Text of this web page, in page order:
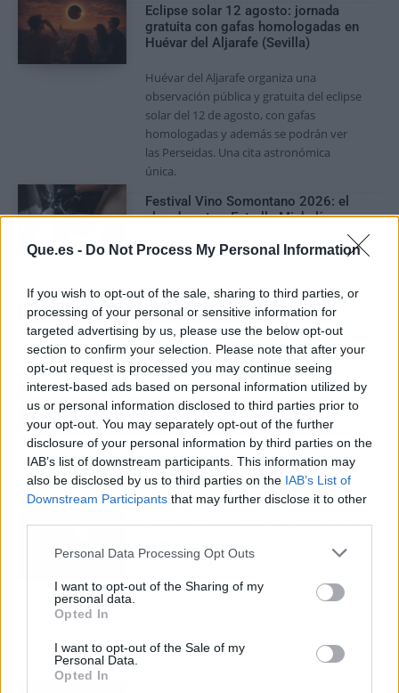
Que.es - Do Not Process My Personal Information
If you wish to opt-out of the sale, sharing to third parties, or
processing of your personal or sensitive information for
targeted advertising by us, please use the below opt-out
section to confirm your selection. Please note that after your
opt-out request is processed you may continue seeing
interest-based ads based on personal information utilized by
us or personal information disclosed to third parties prior to
your opt-out. You may separately opt-out of the further
disclosure of your personal information by third parties on the
IAB’s list of downstream participants. This information may
also be disclosed by us to third parties on the IAB’s List of
Downstream Participants that may further disclose it to other
Personal Data Processing Opt Outs
I want to opt-out of the Sharing of my
personal data.
Opted In
I want to opt-out of the Sale of my
Personal Data.
Opted In
Eclipse solar 12 agosto: jornada
gratuita con gafas homologadas en
Huévar del Aljarafe (Sevilla)
Huévar del Aljarafe organiza una
observación pública y gratuita del eclipse
solar del 12 de agosto, con gafas
homologadas y además se podrán ver
las Perseidas. Una cita astronómica
única.
Festival Vino Somontano 2026: el
plan de catas, Estrella Michelín y
Barbastro
Somontano este domingo con catas,
cocina de Estrella Michelín y la Muestra
del Vino. Planazo de última hora en
Huesca.
Ocho planes gratis en Murcia para
exprimir agosto sin gastar un euro
Descubre los mejores planes gratis en
Murcia para este agosto: mercadillos,
fiestas patronales, cucañas y vendimias
sin soltar ni un euro.
El festival gratis en Teruel para vivir
agosto, el primero en 121 años
Teruel acoge un festival gratuito el 12 de
música de Kiko Veneno, Amparanoia y